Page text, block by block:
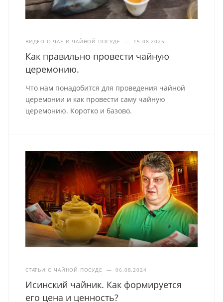
ВИДЕО О ЧАЕ И ЧАЙНОЙ ПОСУДЕ — 15.08.2025
Как правильно провести чайную
церемонию.
Что нам понадобится для проведения чайной
церемонии и как провести саму чайную
церемонию. Коротко и базово.
СТАТЬИ О ЧАЙНОЙ ПОСУДЕ — 06.08.2024
Исинский чайник. Как формируется
его цена и ценность?